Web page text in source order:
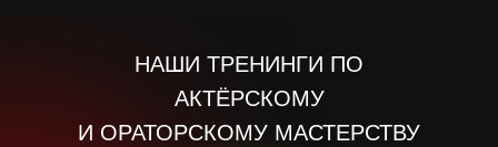
НАШИ ТРЕНИНГИ ПО
АКТЁРСКОМУ
И ОРАТОРСКОМУ МАСТЕРСТВУ